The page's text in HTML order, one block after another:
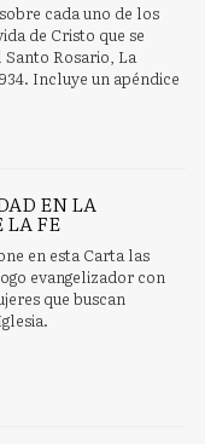
cada uno de los
de Cristo que se
Rosario, La
Incluye un apéndice
EN LA
LA FE
en esta Carta las
evangelizador con
que buscan